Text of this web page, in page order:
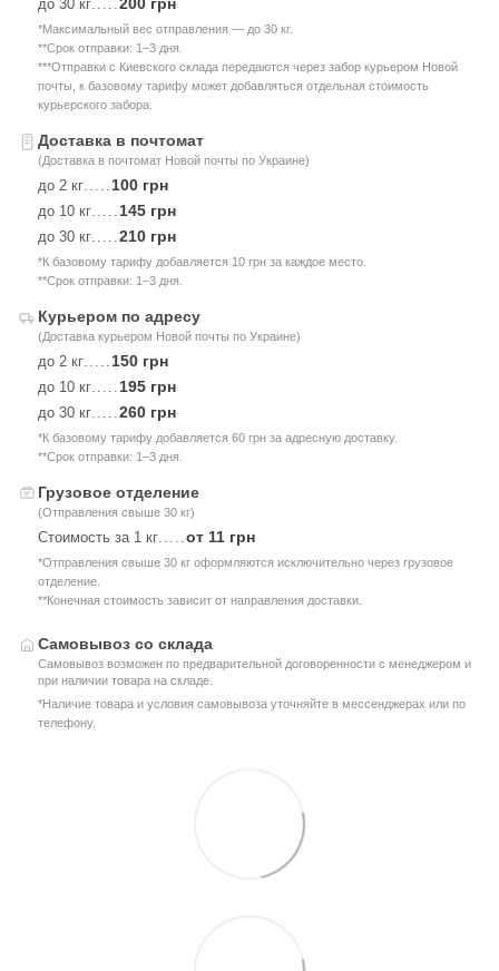
до 30 кг.....200 грн
*Максимальный вес отправления — до 30 кг.
**Срок отправки: 1–3 дня.
***Отправки с Киевского склада передаются через забор курьером Новой
почты, к базовому тарифу может добавляться отдельная стоимость
курьерского забора.
Доставка в почтомат
(Доставка в почтомат Новой почты по Украине)
до 2 кг.....100 грн
до 10 кг.....145 грн
до 30 кг.....210 грн
*К базовому тарифу добавляется 10 грн за каждое место.
**Срок отправки: 1–3 дня.
Курьером по адресу
(Доставка курьером Новой почты по Украине)
до 2 кг.....150 грн
до 10 кг.....195 грн
до 30 кг.....260 грн
*К базовому тарифу добавляется 60 грн за адресную доставку.
**Срок отправки: 1–3 дня.
Грузовое отделение
(Отправления свыше 30 кг)
Стоимость за 1 кг.....от 11 грн
*Отправления свыше 30 кг оформляются исключительно через грузовое
отделение.
**Конечная стоимость зависит от направления доставки.
Самовывоз со склада
Самовывоз возможен по предварительной договоренности с менеджером и
при наличии товара на складе.
*Наличие товара и условия самовывоза уточняйте в мессенджерах или по
телефону.